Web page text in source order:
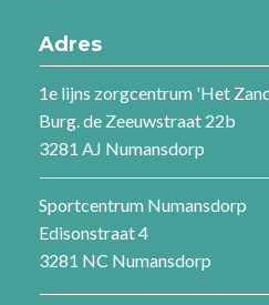
Adres
1e lijns zorgcentrum 'Het
Burg. de Zeeuwstraat 22b
3281 AJ Numansdorp
Sportcentrum Numansdorp
Edisonstraat 4
3281 NC Numansdorp